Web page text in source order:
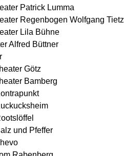
Patrick Lumma
Regenbogen Wolfgang Tietz
Lila Bühne
Alfred Büttner
Götz
Bamberg
und Pfeffer